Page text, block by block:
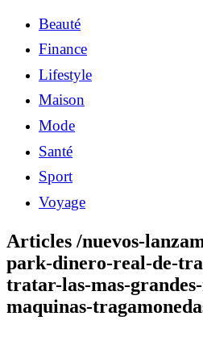
Beauté
Finance
Lifestyle
Maison
Mode
Santé
Sport
Voyage
Articles /nuevos-
park-dinero-real-de-
tratar-las-mas-grandes-
maquinas-